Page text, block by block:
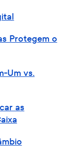
Protegem o
Um vs.
as